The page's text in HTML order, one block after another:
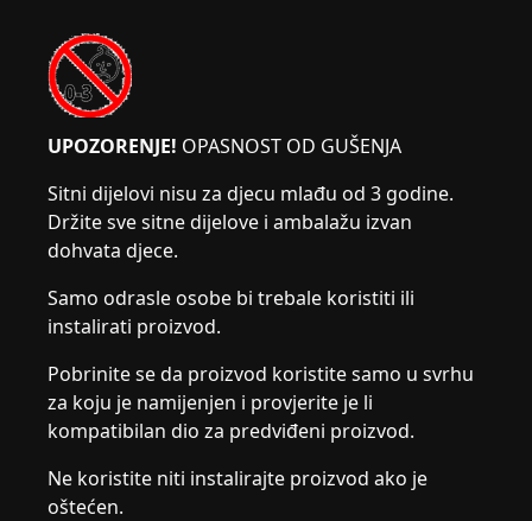
UPOZORENJE! OPASNOST OD GUŠENJA
Sitni dijelovi nisu za djecu mlađu od 3 godine.
Držite sve sitne dijelove i ambalažu izvan
dohvata djece.
Samo odrasle osobe bi trebale koristiti ili
instalirati proizvod.
Pobrinite se da proizvod koristite samo u svrhu
za koju je namijenjen i provjerite je li
kompatibilan dio za predviđeni proizvod.
Ne koristite niti instalirajte proizvod ako je
oštećen.